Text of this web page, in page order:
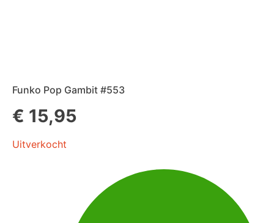
Funko Pop Gambit #553
€ 15,95
Uitverkocht